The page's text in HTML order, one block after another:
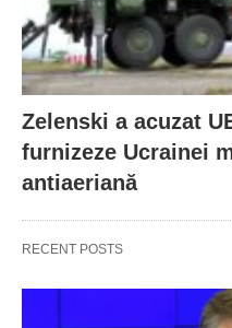
Zelenski a acuzat
furnizeze Ucrainei
antiaeriană
RECENT POSTS